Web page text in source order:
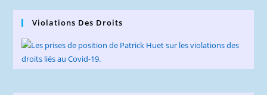
Violations Des Droits